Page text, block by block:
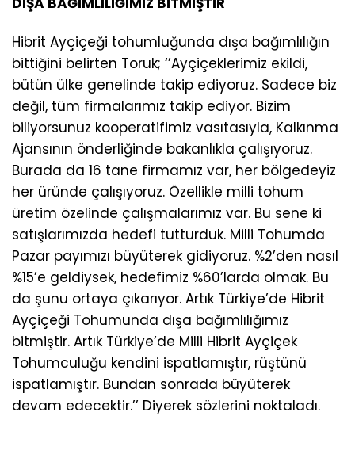
Hibrit Ayçiçeği tohumluğunda dışa bağımlılığın
bittiğini belirten Toruk; ‘’Ayçiçeklerimiz ekildi,
bütün ülke genelinde takip ediyoruz. Sadece biz
değil, tüm firmalarımız takip ediyor. Bizim
biliyorsunuz kooperatifimiz vasıtasıyla, Kalkınma
Ajansının önderliğinde bakanlıkla çalışıyoruz.
Burada da 16 tane firmamız var, her bölgedeyiz
her üründe çalışıyoruz. Özellikle milli tohum
üretim özelinde çalışmalarımız var. Bu sene ki
satışlarımızda hedefi tutturduk. Milli Tohumda
Pazar payımızı büyüterek gidiyoruz. %2’den nasıl
%15’e geldiysek, hedefimiz %60’larda olmak. Bu
da şunu ortaya çıkarıyor. Artık Türkiye’de Hibrit
Ayçiçeği Tohumunda dışa bağımlılığımız
bitmiştir. Artık Türkiye’de Milli Hibrit Ayçiçek
Tohumculuğu kendini ispatlamıştır, rüştünü
ispatlamıştır. Bundan sonrada büyüterek
devam edecektir.’’ Diyerek sözlerini noktaladı.